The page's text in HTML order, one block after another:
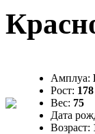
Амплуа:
Рост: 178
Вес: 75
Дата
Возраст: